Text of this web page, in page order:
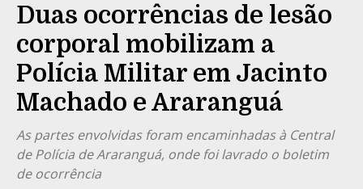
Duas ocorrências de lesão
corporal mobilizam a
Polícia Militar em Jacinto
Machado e Araranguá
As partes envolvidas foram encaminhadas à Central
de Polícia de Araranguá, onde foi lavrado o boletim
de ocorrência